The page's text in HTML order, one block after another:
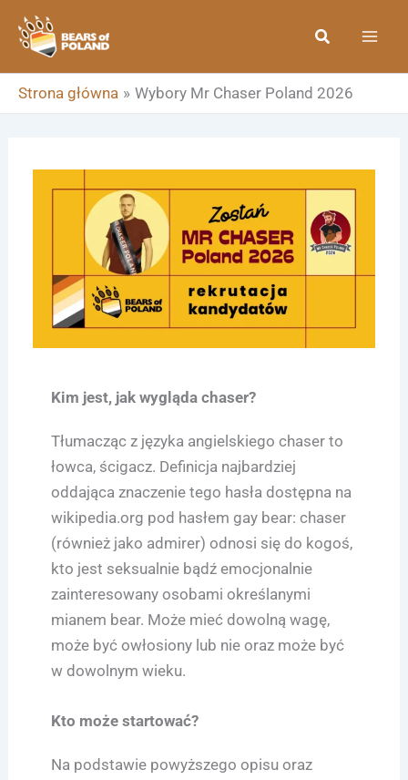
Przejdź
Szukaj
Strona główna Wybory Mr Chaser Poland 2026
Kim jest, jak wygląda chaser?
Tłumacząc z języka angielskiego chaser to
łowca, ścigacz. Definicja najbardziej
oddająca znaczenie tego hasła dostępna na
wikipedia.org pod hasłem gay bear: chaser
(również jako admirer) odnosi się do kogoś,
kto jest seksualnie bądź emocjonalnie
zainteresowany osobami określanymi
mianem bear. Może mieć dowolną wagę,
może być owłosiony lub nie oraz może być
w dowolnym wieku.
Kto może startować?
Na podstawie powyższego opisu oraz